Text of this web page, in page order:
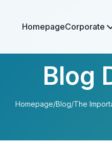
HomepageCorporate
Blog
Homepage/Blog/The